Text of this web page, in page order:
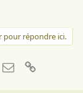
pour répondre ici.
Email